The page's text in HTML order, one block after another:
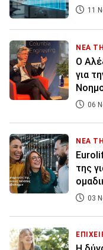
11
ΝΕΑ
Ο
για
06
ΝΕΑ
της
03